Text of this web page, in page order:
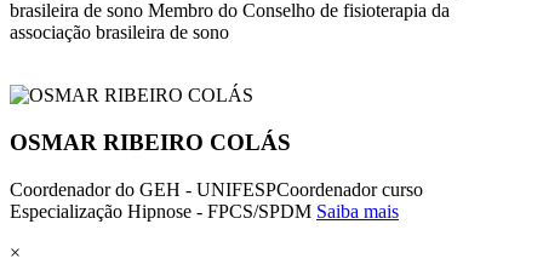
brasileira de sono Membro do Conselho de fisioterapia da
associação brasileira de sono
OSMAR RIBEIRO COLÁS
Coordenador do GEH - UNIFESPCoordenador curso
Especialização Hipnose - FPCS/SPDM Saiba mais
×